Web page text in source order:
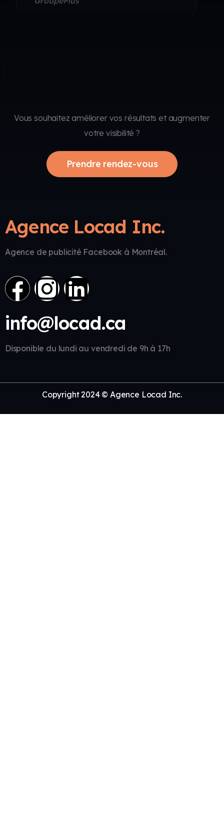
Vous souhaitez améliorer vos résultats et augmenter
votre visibilité ?
Prendre rendez-vous
Agence Locad Inc.
Agence de publicité Facebook à Montréal.
info@locad.ca
Disponible du lundi au vendredi de 9h à 17h
Copyright 2024 © Agence Locad Inc.